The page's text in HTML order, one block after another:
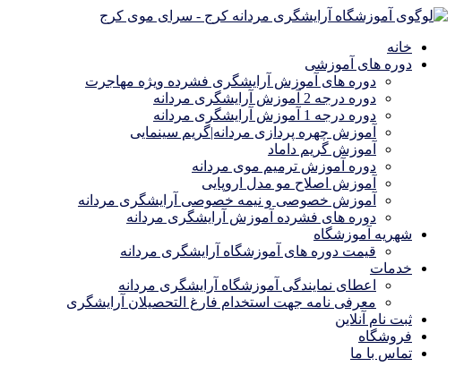
خانه
دوره های آموزشی
دوره های آموزش آرایشگری فشرده ویژه مهاجرت
دوره درجه 2 آموزش آرایشگری مردانه
دوره درجه 1 آموزش آرایشگری مردانه
آموزش چهره پردازی مردانه|گریم سینمایی
آموزش گریم داماد
دوره آموزش ترمیم موی مردانه
آموزش اصلاح مو مدل اروپایی
آموزش خصوصی و نیمه خصوصی آرایشگری مردانه
دوره های فشرده آموزش آرایشگری مردانه
شهریه آموزشگاه
قیمت دوره های آموزشگاه آرایشگری مردانه
خدمات
اعطای نمایندگی آموزشگاه آرایشگری مردانه
معرفی نامه جهت استخدام فارغ التحصیلان آرایشگری
ثبت نام آنلاین
فروشگاه
تماس با ما